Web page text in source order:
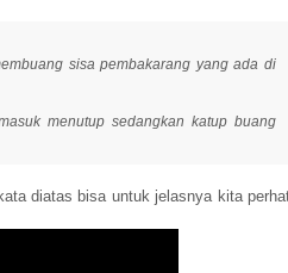
sisa pembakarang yang ada di
menutup sedangkan katup buang
diatas bisa untuk jelasnya kita